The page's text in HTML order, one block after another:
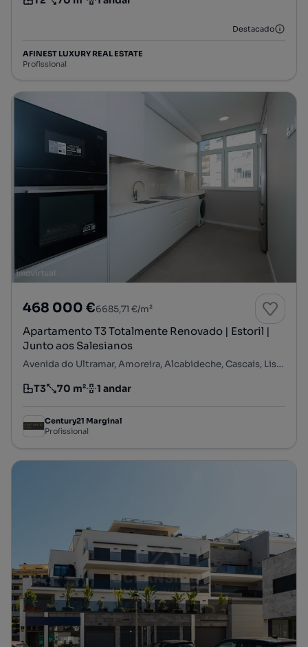
Tipologia
Preço por metro quadrado
Andar
Destacado
AFINEST LUXURY REAL ESTATE
Profissional
468 000 €6685,71 €/m²
Apartamento T3 Totalmente Renovado | Estoril |
Junto aos Salesianos
Avenida do Ultramar, Amoreira, Alcabideche, Cascais, Lisboa
Tipologia
T3
Preço por metro quadrado
70 m²
Andar 1 andar
Century21 Marginal
Profissional